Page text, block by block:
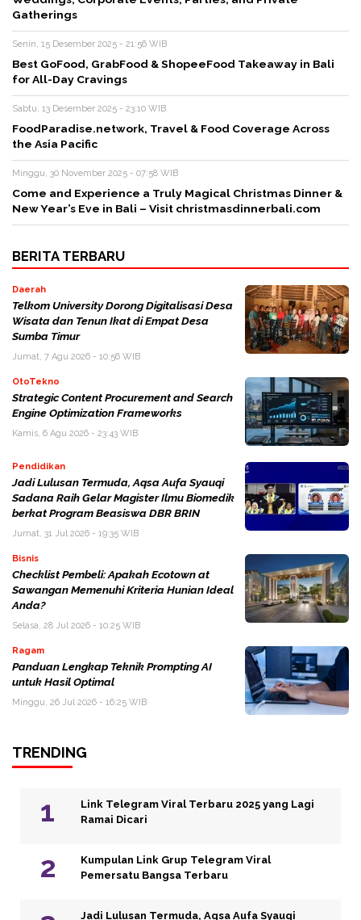
Gatherings
Senin, 15 Desember 2025 - 21:56 WIB
Best GoFood, GrabFood & ShopeeFood Takeaway in Bali
for All-Day Cravings
Sabtu, 13 Desember 2025 - 23:10 WIB
FoodParadise.network, Travel & Food Coverage Across
the Asia Pacific
Minggu, 30 November 2025 - 07:58 WIB
Come and Experience a Truly Magical Christmas Dinner &
New Year’s Eve in Bali – Visit christmasdinnerbali.com
BERITA TERBARU
Daerah
Telkom University Dorong Digitalisasi Desa
Wisata dan Tenun Ikat di Empat Desa
Sumba Timur
Jumat, 7 Agu 2026 - 10:56 WIB
OtoTekno
Strategic Content Procurement and Search
Engine Optimization Frameworks
Kamis, 6 Agu 2026 - 23:43 WIB
Pendidikan
Jadi Lulusan Termuda, Aqsa Aufa Syauqi
Sadana Raih Gelar Magister Ilmu Biomedik
berkat Program Beasiswa DBR BRIN
Jumat, 31 Jul 2026 - 19:35 WIB
Bisnis
Checklist Pembeli: Apakah Ecotown at
Sawangan Memenuhi Kriteria Hunian Ideal
Anda?
Selasa, 28 Jul 2026 - 10:25 WIB
Ragam
Panduan Lengkap Teknik Prompting AI
untuk Hasil Optimal
Minggu, 26 Jul 2026 - 16:25 WIB
TRENDING
Link Telegram Viral Terbaru 2025 yang Lagi
Ramai Dicari
Kumpulan Link Grup Telegram Viral
Pemersatu Bangsa Terbaru
Jadi Lulusan Termuda, Aqsa Aufa Syauqi